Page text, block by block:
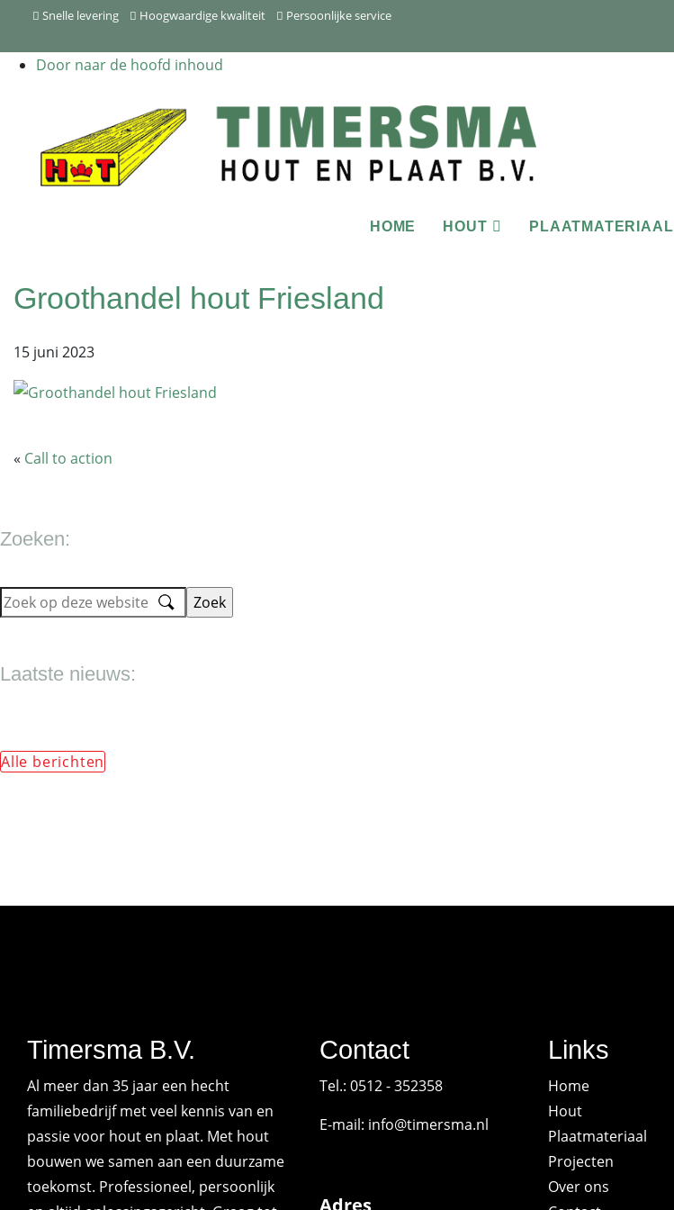
Snelle levering Hoogwaardige kwaliteit
Persoonlijke service
Door naar de hoofd inhoud
HOME HOUT PLAATMATERIAAL
Groothandel hout Friesland
15 juni 2023
« Call to action
Zoeken:
Zoek
op
website
Laatste nieuws:
Alle berichten
Timersma B.V.
Al meer dan 35 jaar een hecht
familiebedrijf met veel kennis van en
passie voor hout en plaat. Met hout
bouwen we samen aan een duurzame
toekomst. Professioneel, persoonlijk
Contact
Tel.: 0512 - 352358
E-mail: info@timersma.nl
Adres
Links
Home
Hout
Plaatmateriaal
Projecten
Over ons